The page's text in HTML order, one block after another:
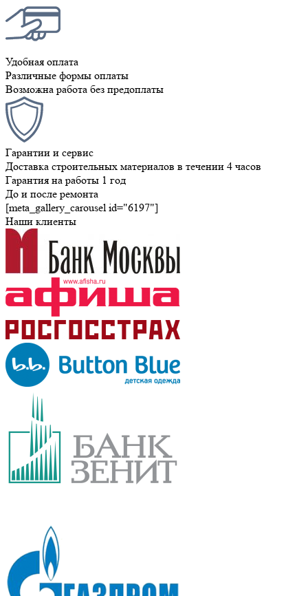
Удобная оплата
Различные формы оплаты
Возможна работа без предоплаты
Гарантии и сервис
Доставка строительных материалов в течении 4 часов
Гарантия на работы 1 год
До и после ремонта
[meta_gallery_carousel id="6197"]
Наши клиенты